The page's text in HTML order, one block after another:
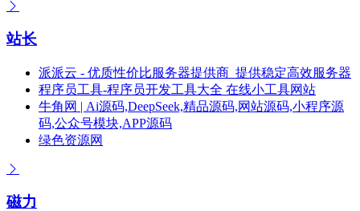
站长
派派云 - 优质性价比服务器提供商_提供稳定高效服务器
程序员工具-程序员开发工具大全 在线小工具网站
牛角网 | Ai源码,DeepSeek,精品源码,网站源码,小程序源
码,公众号模块,APP源码
绿色资源网
磁力